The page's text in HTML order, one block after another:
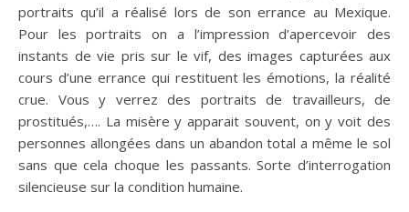
portraits qu’il a réalisé lors de son errance au Mexique.
Pour les portraits on a l’impression d’apercevoir des
instants de vie pris sur le vif, des images capturées aux
cours d’une errance qui restituent les émotions, la réalité
crue. Vous y verrez des portraits de travailleurs, de
prostitués,…. La misère y apparait souvent, on y voit des
personnes allongées dans un abandon total a même le sol
sans que cela choque les passants. Sorte d’interrogation
silencieuse sur la condition humaine.